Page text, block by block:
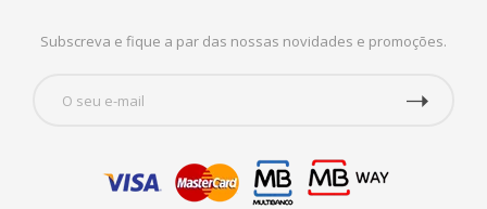
Subscreva e fique a par das nossas novidades e promoções.